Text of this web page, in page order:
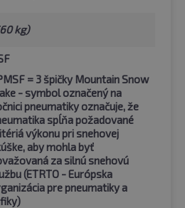
kg)
= 3 špičky Mountain Snow
- symbol označený na
pneumatiky označuje, že
spĺňa požadované
výkonu pri snehovej
aby mohla byť
za silnú snehovú
(ETRTO - Európska
pre pneumatiky a